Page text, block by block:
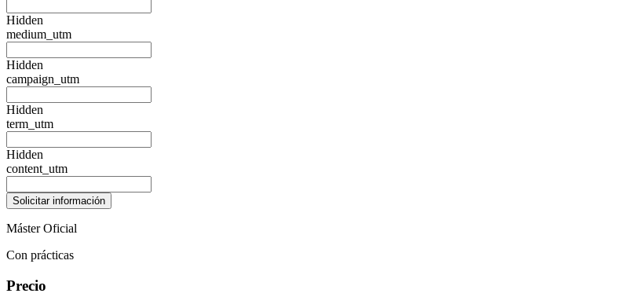
Hidden
medium_utm
Hidden
campaign_utm
Hidden
term_utm
Hidden
content_utm
Máster Oficial
Con prácticas
Precio